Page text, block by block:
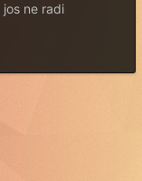
ne radi